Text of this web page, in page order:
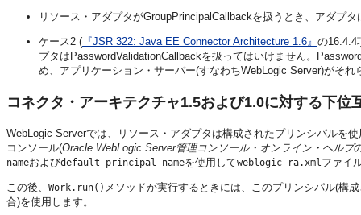
リソース・アダプタがGroupPrincipalCallbackを扱うとき、アダプ
ケース2 ( 『JSR 322: Java EE Connector Architecture 1.6』 の16.4.4
プタはPasswordValidationCallbackを扱ってはいけません。
め、アプリケーション・サーバー(すなわちWebLogic Server)がそれ
コネクタ・アーキテクチャ1.5および1.0に対する下位
WebLogic Serverでは、リソース・アダプタは構成されたプリンシパルを
コンソール(Oracle WebLogic Server管理コンソール・オンライン・ヘルプ
nameおよびdefault-principal-nameを使用してweblogic-ra.xmlファイ
この後、 Work.run() メソッドが実行するときには、このプリンシパル(構
合)を使用します。